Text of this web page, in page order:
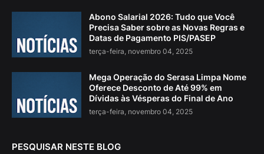
Abono Salarial 2026: Tudo que Você
Precisa Saber sobre as Novas Regras e
Datas de Pagamento PIS/PASEP
terça-feira, novembro 04, 2025
Mega Operação do Serasa Limpa Nome
Oferece Desconto de Até 99% em
Dívidas às Vésperas do Final de Ano
terça-feira, novembro 04, 2025
PESQUISAR NESTE BLOG